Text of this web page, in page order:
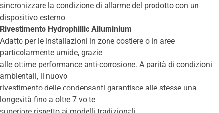
sincronizzare la condizione di allarme del prodotto con un
dispositivo esterno.
Rivestimento Hydrophillic Alluminium
Adatto per le installazioni in zone costiere o in aree
particolarmente umide, grazie
alle ottime performance anti-corrosione. A parità di condizioni
ambientali, il nuovo
rivestimento delle condensanti garantisce alle stesse una
longevità fino a oltre 7 volte